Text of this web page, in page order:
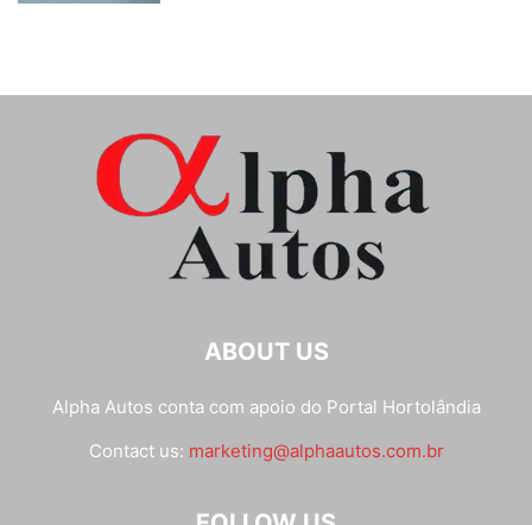
ABOUT US
Alpha Autos conta com apoio do Portal Hortolândia
Contact us: marketing@alphaautos.com.br